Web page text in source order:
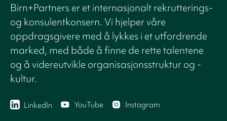
Birn+Partners er et internasjonalt rekrutterings-
og konsulentkonsern. Vi hjelper våre
oppdragsgivere med å lykkes i et utfordrende
marked, med både å finne de rette talentene
og å videreutvikle organisasjonsstruktur og -
kultur.
LinkedIn YouTube Instagram